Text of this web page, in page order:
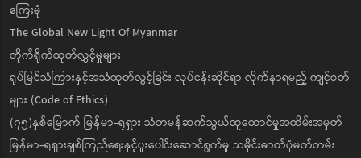
ကြေးမုံ
The Global New Light Of Myanmar
တိုက်ရိုက်ထုတ်လွှင့်မှုများ
ရုပ်မြင်သံကြားနှင့်အသံထုတ်လွှင့်ခြင်း လုပ်ငန်းဆိုင်ရာ လိုက်နာရမည့် ကျင့်ဝတ်
များ (Code of Ethics)
(၇၅)နှစ်မြောက် မြန်မာ-ရုရှား သံတမန်ဆက်သွယ်ထူထောင်မှုအထိမ်းအမှတ်
မြန်မာ-ရုရှားချစ်ကြည်ရေးနှင့်ပူးပေါင်းဆောင်ရွက်မှု သမိုင်းဓာတ်ပုံမှတ်တမ်း